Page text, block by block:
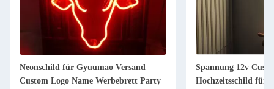
Neonschild für Gyuumao Versand
Custom Logo Name Werbebrett Party
Spannung 12v
Hochzeitsschild für